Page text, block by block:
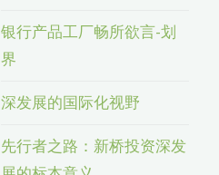
银行产品工厂畅所欲言-划
界
深发展的国际化视野
先行者之路：新桥投资深发